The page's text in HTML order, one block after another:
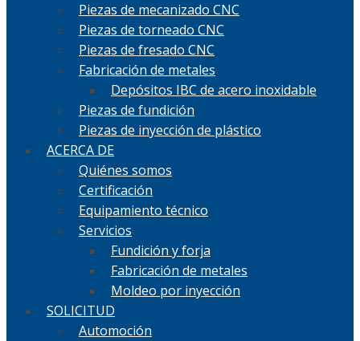
Piezas de mecanizado CNC
Piezas de torneado CNC
Piezas de fresado CNC
Fabricación de metales
Depósitos IBC de acero inoxidable
Piezas de fundición
Piezas de inyección de plástico
ACERCA DE
Quiénes somos
Certificación
Equipamiento técnico
Servicios
Fundición y forja
Fabricación de metales
Moldeo por inyección
SOLICITUD
Automoción